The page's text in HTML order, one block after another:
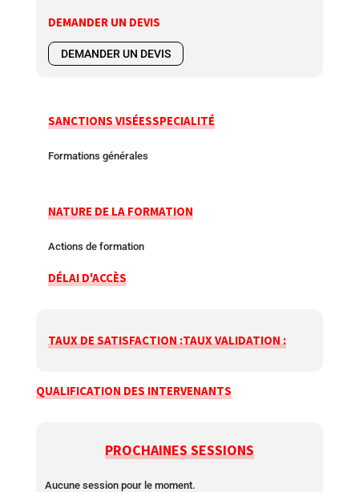
DEMANDER UN DEVIS
DEMANDER UN DEVIS
SANCTIONS VISÉESSPECIALITÉ
Formations générales
NATURE DE LA FORMATION
Actions de formation
DÉLAI D'ACCÈS
TAUX DE SATISFACTION :TAUX VALIDATION :
QUALIFICATION DES INTERVENANTS
PROCHAINES SESSIONS
Aucune session pour le moment.